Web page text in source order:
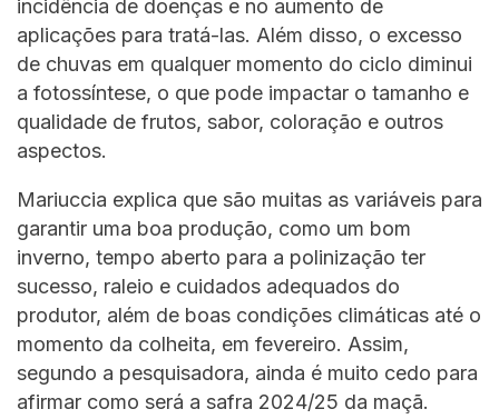
incidência de doenças e no aumento de
aplicações para tratá-las. Além disso, o excesso
de chuvas em qualquer momento do ciclo diminui
a fotossíntese, o que pode impactar o tamanho e
qualidade de frutos, sabor, coloração e outros
aspectos.
Mariuccia explica que são muitas as variáveis para
garantir uma boa produção, como um bom
inverno, tempo aberto para a polinização ter
sucesso, raleio e cuidados adequados do
produtor, além de boas condições climáticas até o
momento da colheita, em fevereiro. Assim,
segundo a pesquisadora, ainda é muito cedo para
afirmar como será a safra 2024/25 da maçã.